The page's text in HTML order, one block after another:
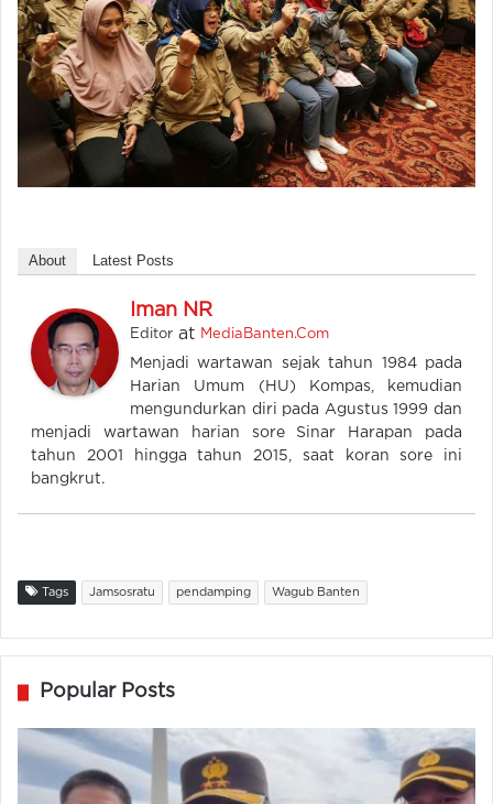
About Latest Posts
Iman NR
Editor at MediaBanten.Com
Menjadi wartawan sejak tahun 1984 pada
Harian Umum (HU) Kompas, kemudian
mengundurkan diri pada Agustus 1999 dan
menjadi wartawan harian sore Sinar Harapan pada
tahun 2001 hingga tahun 2015, saat koran sore ini
bangkrut.
Tags Jamsosratu pendamping Wagub Banten
Popular Posts